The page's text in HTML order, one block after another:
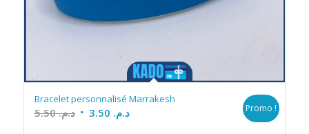
Bracelet personnalisé Marrakesh
د.م.5.50
Le
د.م.Le
Promo !